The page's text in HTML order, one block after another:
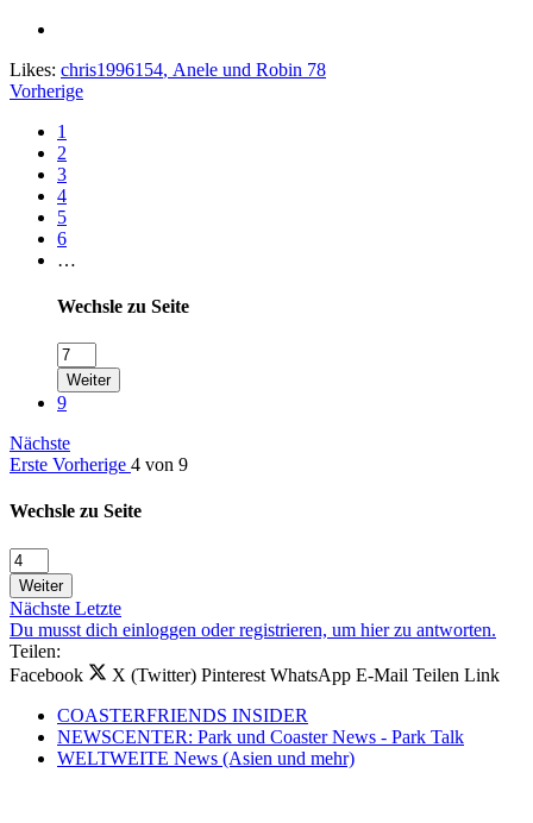
Likes: chris1996154, Anele und Robin 78
Vorherige
1
2
3
4
5
6
…
Wechsle zu Seite
Weiter
9
Nächste
Erste Vorherige 4 von 9
Wechsle zu Seite
Weiter
Nächste Letzte
Du musst dich einloggen oder registrieren, um hier zu antworten.
Teilen:
Facebook
X (Twitter) Pinterest WhatsApp E-Mail Teilen Link
COASTERFRIENDS INSIDER
NEWSCENTER: Park und Coaster News - Park Talk
WELTWEITE News (Asien und mehr)